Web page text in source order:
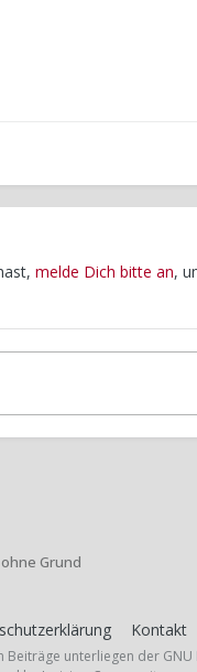
melde Dich bitte an,
Grund
Kontakt
unterliegen der GNU